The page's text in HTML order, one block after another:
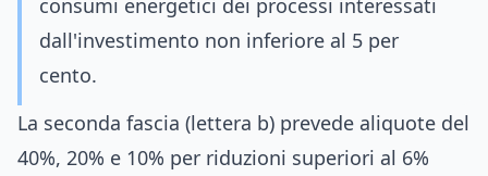
consumi energetici dei processi interessati
dall'investimento non inferiore al 5 per
cento.
La seconda fascia (lettera b) prevede aliquote del
40%, 20% e 10% per riduzioni superiori al 6%